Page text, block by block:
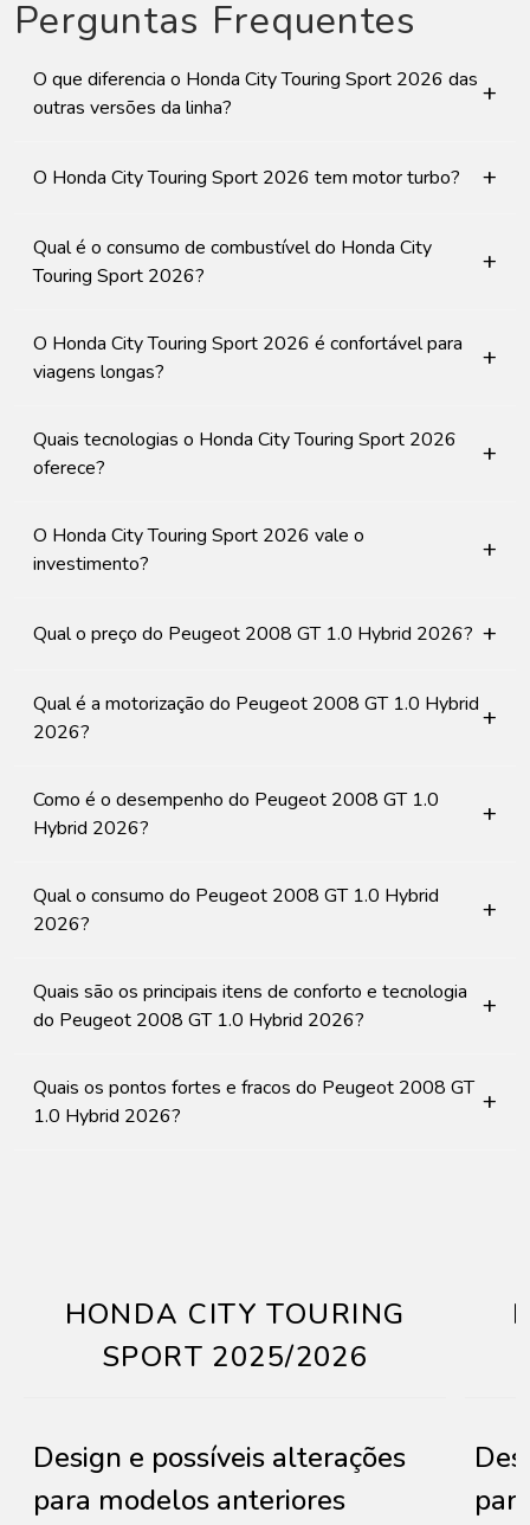
Perguntas Frequentes
O que diferencia o Honda City Touring Sport 2026 das
outras versões da linha?
+
O Honda City Touring Sport 2026 tem motor turbo? +
Qual é o consumo de combustível do Honda City
Touring Sport 2026?
+
O Honda City Touring Sport 2026 é confortável para
viagens longas?
+
Quais tecnologias o Honda City Touring Sport 2026
oferece?
+
O Honda City Touring Sport 2026 vale o
investimento?
+
Qual o preço do Peugeot 2008 GT 1.0 Hybrid 2026? +
Qual é a motorização do Peugeot 2008 GT 1.0 Hybrid
2026?
+
Como é o desempenho do Peugeot 2008 GT 1.0
Hybrid 2026?
+
Qual o consumo do Peugeot 2008 GT 1.0 Hybrid
2026?
+
Quais são os principais itens de conforto e tecnologia
do Peugeot 2008 GT 1.0 Hybrid 2026?
+
Quais os pontos fortes e fracos do Peugeot 2008 GT
1.0 Hybrid 2026?
+
HONDA CITY TOURING
SPORT 2025/2026
Design e possíveis alterações
para modelos anteriores